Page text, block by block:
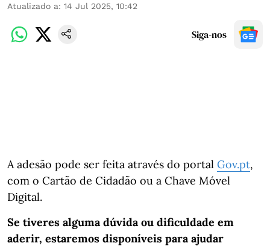
Atualizado a: 14 Jul 2025, 10:42
Siga-nos
A adesão pode ser feita através do portal Gov.pt,
com o Cartão de Cidadão ou a Chave Móvel
Digital.
Se tiveres alguma dúvida ou dificuldade em
aderir, estaremos disponíveis para ajudar